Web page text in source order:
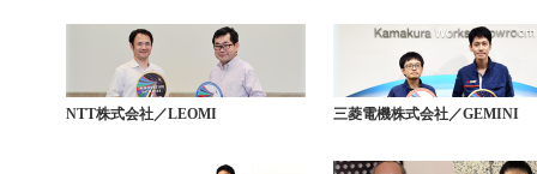
NTT株式会社／LEOMI 三菱電機株式会社／GEMINI